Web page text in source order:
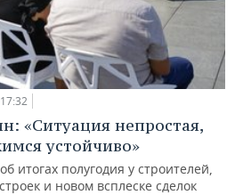
«Ситуация непростая,
устойчиво»
итогах полугодия у строителей,
и новом всплеске сделок